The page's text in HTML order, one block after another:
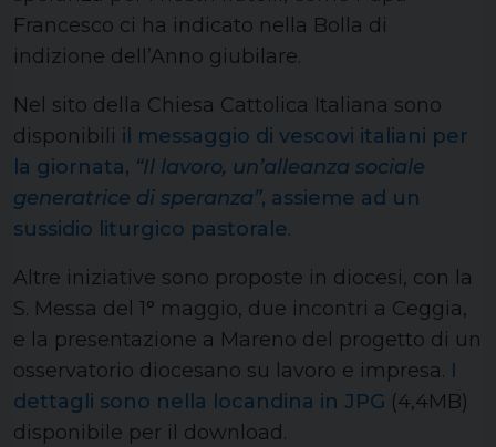
Francesco ci ha indicato nella Bolla di
indizione dell’Anno giubilare.
Nel sito della Chiesa Cattolica Italiana sono
disponibili il messaggio di vescovi italiani per
la giornata, “Il lavoro, un’alleanza sociale
generatrice di speranza”, assieme ad un
sussidio liturgico pastorale.
Altre iniziative sono proposte in diocesi, con la
S. Messa del 1° maggio, due incontri a Ceggia,
e la presentazione a Mareno del progetto di un
osservatorio diocesano su lavoro e impresa. I
dettagli sono nella locandina in JPG (4,4MB)
disponibile per il download.